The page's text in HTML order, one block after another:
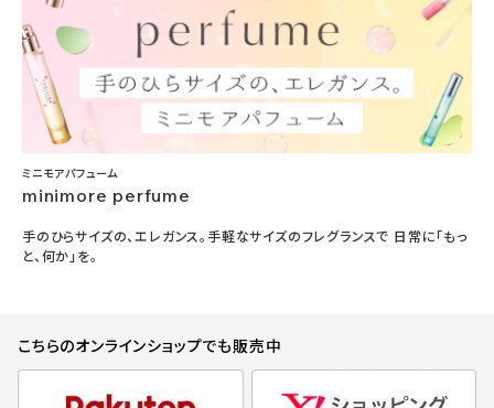
ミニモアパフューム
minimore perfume
手のひらサイズの、エレガンス。手軽なサイズのフレグランスで 日常に「もっ
と、何か」を。
こちらのオンラインショップでも販売中